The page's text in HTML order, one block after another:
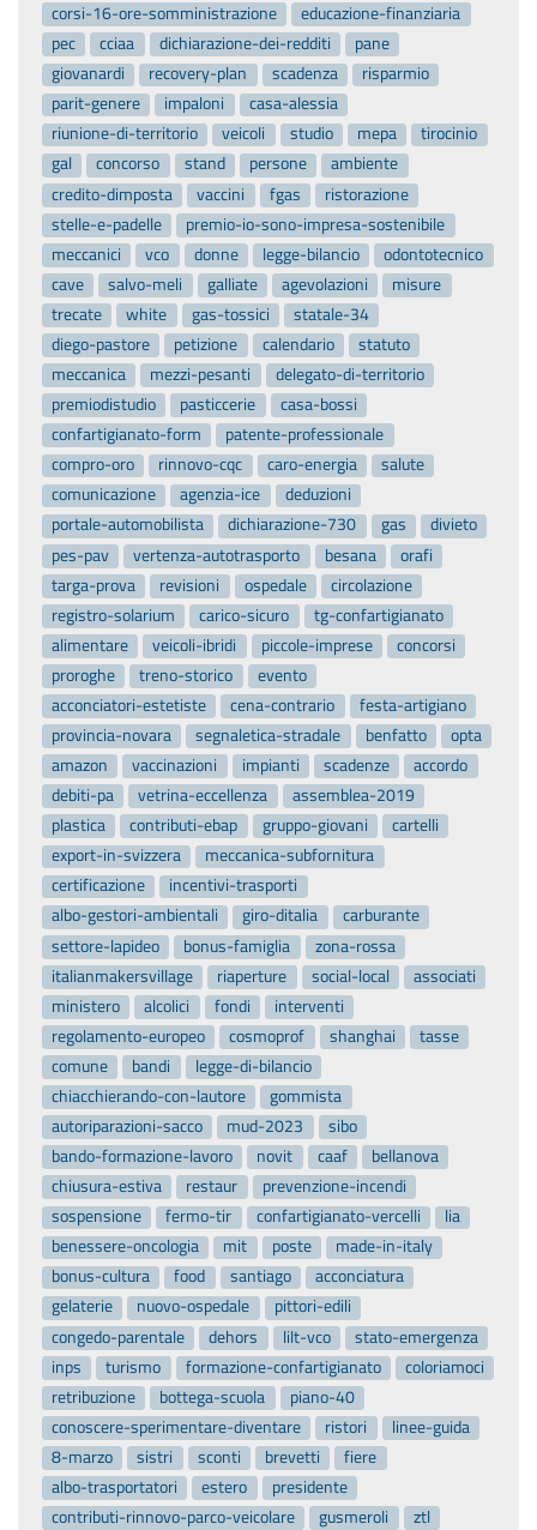
corsi-16-ore-somministrazione
educazione-finanziaria
pec
cciaa dichiarazione-dei-redditi
pane
giovanardi
recovery-plan scadenza
risparmio
parit-genere
impaloni
casa-alessia
riunione-di-territorio
veicoli studio mepa
tirocinio
gal
concorso stand persone
ambiente
credito-dimposta
vaccini fgas
ristorazione
stelle-e-padelle
premio-io-sono-impresa-sostenibile
meccanici
vco donne legge-bilancio
odontotecnico
cave
salvo-meli galliate agevolazioni
misure
trecate
white gas-tossici
statale-34
diego-pastore
petizione calendario
statuto
meccanica
mezzi-pesanti
delegato-di-territorio
premiodistudio
pasticcerie
casa-bossi
confartigianato-form
patente-professionale
compro-oro
rinnovo-cqc caro-energia
salute
comunicazione
agenzia-ice
deduzioni
portale-automobilista
dichiarazione-730 gas
divieto
pes-pav
vertenza-autotrasporto besana
orafi
targa-prova
revisioni ospedale
circolazione
registro-solarium
carico-sicuro
tg-confartigianato
alimentare
veicoli-ibridi piccole-imprese
concorsi
proroghe
treno-storico
evento
acconciatori-estetiste
cena-contrario
festa-artigiano
provincia-novara
segnaletica-stradale benfatto
opta
amazon
vaccinazioni impianti scadenze
accordo
debiti-pa
vetrina-eccellenza
assemblea-2019
plastica
contributi-ebap gruppo-giovani
cartelli
export-in-svizzera
meccanica-subfornitura
certificazione
incentivi-trasporti
albo-gestori-ambientali
giro-ditalia
carburante
settore-lapideo
bonus-famiglia
zona-rossa
italianmakersvillage
riaperture social-local
associati
ministero
alcolici fondi
interventi
regolamento-europeo
cosmoprof shanghai
tasse
comune
bandi
legge-di-bilancio
chiacchierando-con-lautore
gommista
autoriparazioni-sacco
mud-2023
sibo
bando-formazione-lavoro
novit caaf
bellanova
chiusura-estiva
restaur
prevenzione-incendi
sospensione
fermo-tir confartigianato-vercelli
lia
benessere-oncologia
mit poste
made-in-italy
bonus-cultura
food santiago
acconciatura
gelaterie
nuovo-ospedale
pittori-edili
congedo-parentale
dehors lilt-vco
stato-emergenza
inps
turismo formazione-confartigianato
coloriamoci
retribuzione
bottega-scuola
piano-40
conoscere-sperimentare-diventare
ristori
linee-guida
8-marzo
sistri sconti brevetti
fiere
albo-trasportatori
estero
presidente
contributi-rinnovo-parco-veicolare
gusmeroli
ztl